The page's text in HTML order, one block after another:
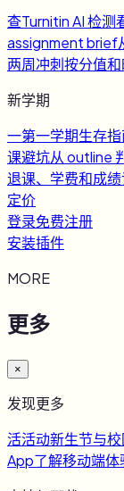
查Turnitin AI 检测
assignment brief
两周冲刺按分值
新学期
一第一学期生存指
课避坑从 outline
退课、学费和成
定价
登录免费注册
安装插件
MORE
更多
×
发现更多
活活动新生节与
App了解移动端体